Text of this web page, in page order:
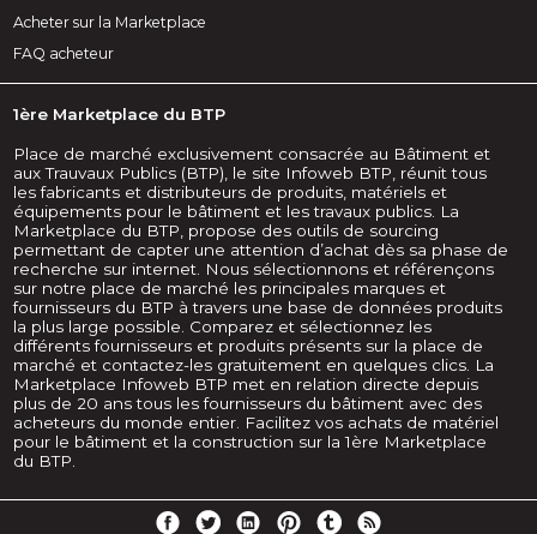
Acheter sur la Marketplace
FAQ acheteur
1ère Marketplace du BTP
Place de marché exclusivement consacrée au Bâtiment et
aux Trauvaux Publics (BTP), le site Infoweb BTP, réunit tous
les fabricants et distributeurs de produits, matériels et
équipements pour le bâtiment et les travaux publics. La
Marketplace du BTP, propose des outils de sourcing
permettant de capter une attention d’achat dès sa phase de
recherche sur internet. Nous sélectionnons et référençons
sur notre place de marché les principales marques et
fournisseurs du BTP à travers une base de données produits
la plus large possible. Comparez et sélectionnez les
différents fournisseurs et produits présents sur la place de
marché et contactez-les gratuitement en quelques clics. La
Marketplace Infoweb BTP met en relation directe depuis
plus de 20 ans tous les fournisseurs du bâtiment avec des
acheteurs du monde entier. Facilitez vos achats de matériel
pour le bâtiment et la construction sur la 1ère Marketplace
du BTP.